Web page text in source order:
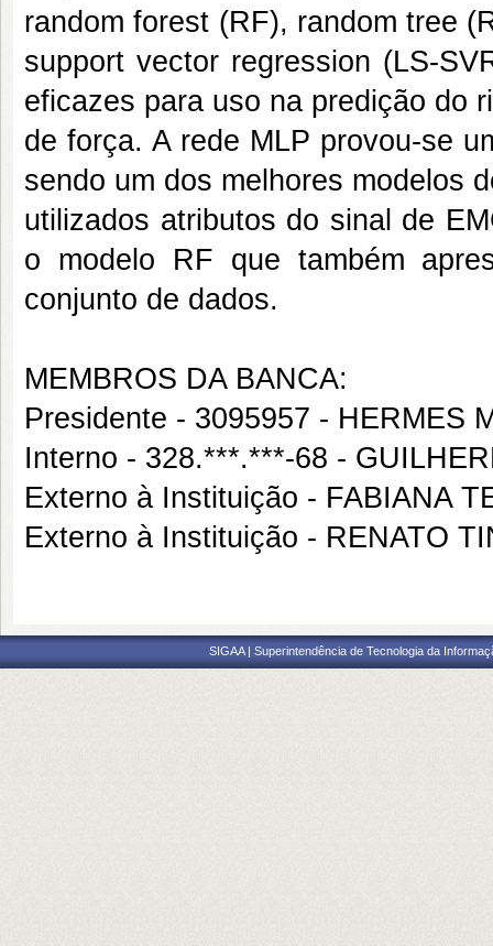
random forest (RF), random tree
support vector regression (LS-
eficazes para uso na predição do
de força. A rede MLP provou-se
sendo um dos melhores modelos
utilizados atributos do sinal de
o modelo RF que também
conjunto de dados.
MEMBROS DA BANCA:
Presidente - 3095957 - HERMES
Interno - 328.***.***-68 -
Externo à Instituição - FABIANA
Externo à Instituição - RENATO
SIGAA | Superintendência de Tecnologia da